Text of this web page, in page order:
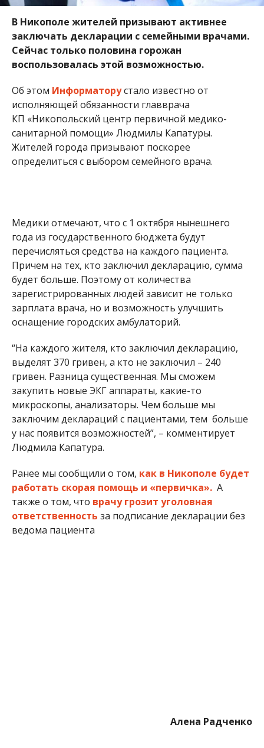
Медики отмечают, что с 1 октября нынешнего
года из государственного бюджета будут
Причем на тех, кто заключил декларацию, сумма
будет больше. Поэтому от количества
зарегистрированных людей зависит не только
зарплата врача, но и возможность улучшить
оснащение городских амбулаторий.
закупить новые ЭКГ аппараты, какие-то
микроскопы, анализаторы. Чем больше мы
заключим деклараций с пациентами, тем больше
у нас появится возможностей”, – комментирует
Людмила Капатура.
Ранее мы сообщили о том,как в Никополе будет
работать скорая помощь и «первичка».
ответственностьза подписание декларации без
ведома пациента